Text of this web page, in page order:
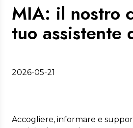
MIA: il nostro
tuo assistente
2026-05-21
Accogliere, informare e